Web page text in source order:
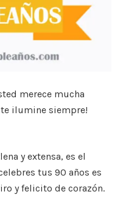
merece mucha
te ilumine siempre!
y extensa, es el
tus 90 años es
y felicito de corazón.